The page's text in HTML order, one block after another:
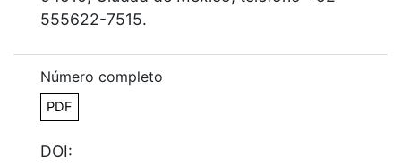
555622-7515.
Número completo
PDF
DOI: